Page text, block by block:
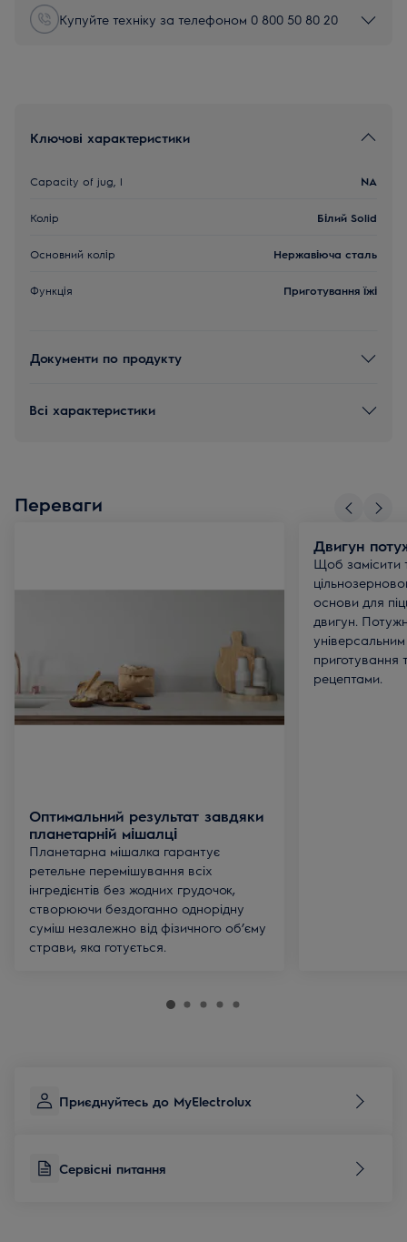
Купуйте техніку за телефоном 0 800 50 80 20
Ключові характеристики
Capacity of jug, l NA
Колір Білий Solid
Основний колір Нержавіюча сталь
Функція Приготування їжі
Документи по продукту
Всі характеристики
Переваги
Оптимальний результат завдяки
планетарній мішалці
Планетарна мішалка гарантує
ретельне перемішування всіх
інгредієнтів без жодних грудочок,
створюючи бездоганно однорідну
суміш незалежно від фізичного об’єму
страви, яка готується.
Двигун
Щоб замісити
основи для
двигун.
приготування
рецептами.
Приєднуйтесь до MyElectrolux
Сервісні питання